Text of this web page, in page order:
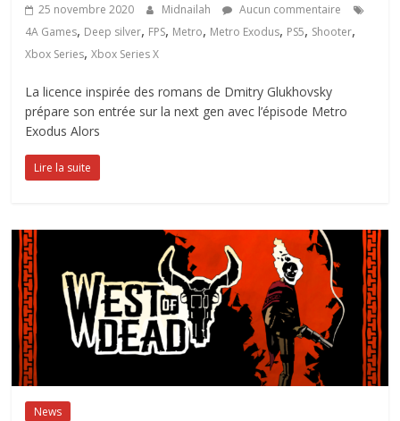
25 novembre 2020 Midnailah
Aucun commentaire
4A Games, Deep silver, FPS, Metro, Metro Exodus, PS5, Shooter,
Xbox Series,Xbox Series X
La licence inspirée des romans de Dmitry Glukhovsky
prépare son entrée sur la next gen avec l’épisode Metro
Exodus Alors
Lire la suite
News